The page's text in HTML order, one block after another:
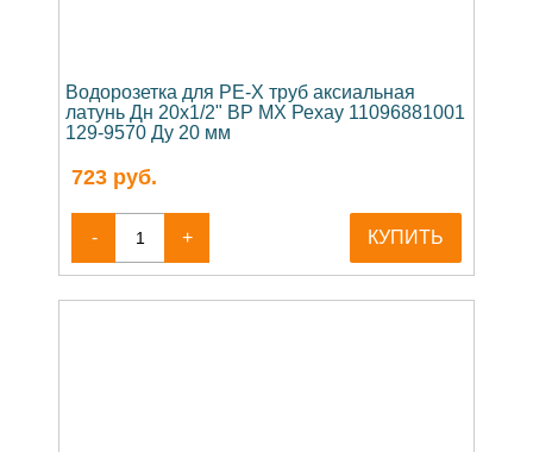
Водорозетка для PE-X труб аксиальная
латунь Дн 20х1/2" ВР MX Рехау 11096881001
129-9570 Ду 20 мм
723 руб.
- + КУПИТЬ